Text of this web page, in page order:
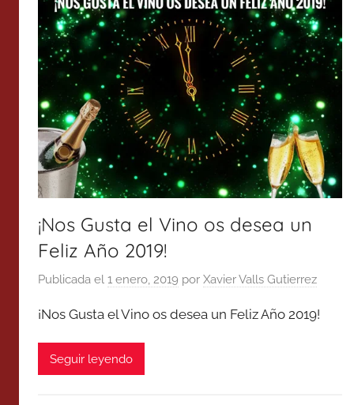
¡Nos Gusta el Vino os desea un
Feliz Año 2019!
Publicada el 1 enero, 2019 por Xavier Valls Gutierrez
¡Nos Gusta el Vino os desea un Feliz Año 2019!
Seguir leyendo